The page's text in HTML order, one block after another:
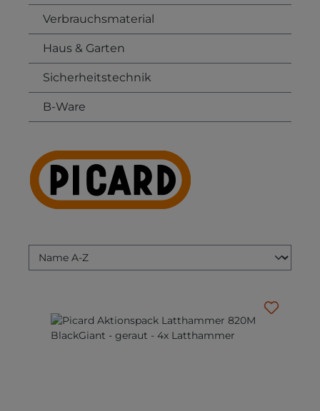
Verbrauchsmaterial
Haus & Garten
Sicherheitstechnik
B-Ware